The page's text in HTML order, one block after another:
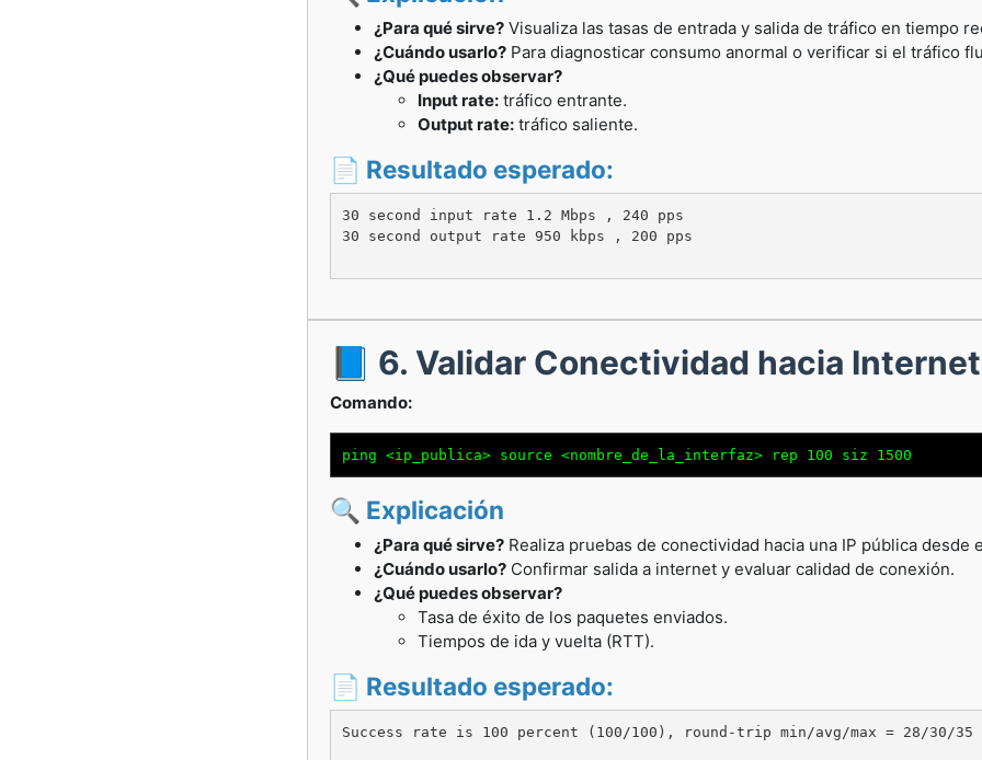
¿Para qué sirve? Visualiza las tasas de entrada y salida de tráfico en tiempo
¿Cuándo usarlo? Para diagnosticar consumo anormal o verificar si el tráfico
¿Qué puedes observar?
Input rate: tráfico entrante.
Output rate: tráfico saliente.
📄 Resultado esperado:
30 second input rate 1.2 Mbps , 240 pps
30 second output rate 950 kbps , 200 pps
📘 6. Validar Conectividad hacia
Comando:
ping <ip_publica> source <nombre_de_la_interfaz> rep 100 siz 1500
🔍 Explicación
¿Para qué sirve? Realiza pruebas de conectividad hacia una IP pública desde
¿Cuándo usarlo? Confirmar salida a internet y evaluar calidad de conexión.
¿Qué puedes observar?
Tasa de éxito de los paquetes enviados.
Tiempos de ida y vuelta (RTT).
📄 Resultado esperado:
Success rate is 100 percent (100/100), round-trip min/avg/max = 28/30/35